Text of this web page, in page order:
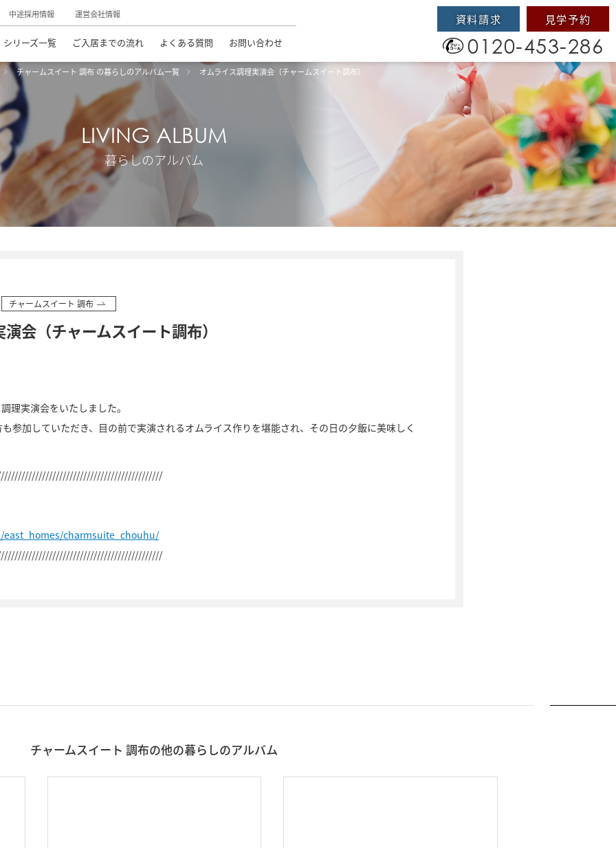
中途採用情報 運営会社情報
シリーズ一覧 ご入居までの流れ よくある質問 お問い合わせ
資料請求 見学予約
0120-453-286
チャームスイート 調布 の暮らしのアルバム一覧 オムライス調理実演会（チャームスイート調布）
LIVING ALBUM
暮らしのアルバム
チャームスイート 調布
会（チャームスイート調布）
理実演会をいたしました。
参加していただき、目の前で実演されるオムライス作りを堪能され、その日の夕飯に美味しく
charmsuite_chouhu/
チャームスイート 調布の他の暮らしのアルバム